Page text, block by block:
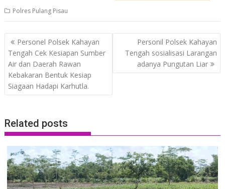
Polres Pulang Pisau
Post
navigation
Personel Polsek Kahayan
Tengah Cek Kesiapan Sumber
Air dan Daerah Rawan
Kebakaran Bentuk Kesiap
Siagaan Hadapi Karhutla.
Personil Polsek Kahayan
Tengah sosialisasi Larangan
adanya Pungutan Liar
Related posts